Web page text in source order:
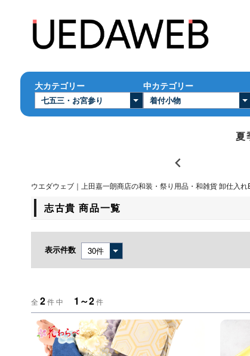
大カテゴリー 中カテゴリー
夏
ウエダウェブ｜上田嘉一朗商店の和装・祭り用品・和雑貨 卸仕入れ
志古貴 商品一覧
表示件数
全 2件 中 1～2件